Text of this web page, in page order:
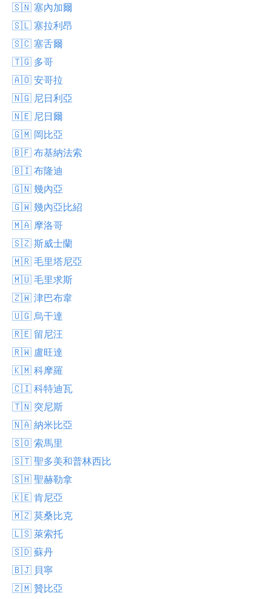
🇸🇳 塞內加爾
🇸🇱 塞拉利昂
🇸🇨 塞舌爾
🇹🇬 多哥
🇦🇴 安哥拉
🇳🇬 尼日利亞
🇳🇪 尼日爾
🇬🇲 岡比亞
🇧🇫 布基納法索
🇧🇮 布隆迪
🇬🇳 幾內亞
🇬🇼 幾內亞比紹
🇲🇦 摩洛哥
🇸🇿 斯威士蘭
🇲🇷 毛里塔尼亞
🇲🇺 毛里求斯
🇿🇼 津巴布韋
🇺🇬 烏干達
🇷🇪 留尼汪
🇷🇼 盧旺達
🇰🇲 科摩羅
🇨🇮 科特迪瓦
🇹🇳 突尼斯
🇳🇦 納米比亞
🇸🇴 索馬里
🇸🇹 聖多美和普林西比
🇸🇭 聖赫勒拿
🇰🇪 肯尼亞
🇲🇿 莫桑比克
🇱🇸 萊索托
🇸🇩 蘇丹
🇧🇯 貝寧
🇿🇲 贊比亞